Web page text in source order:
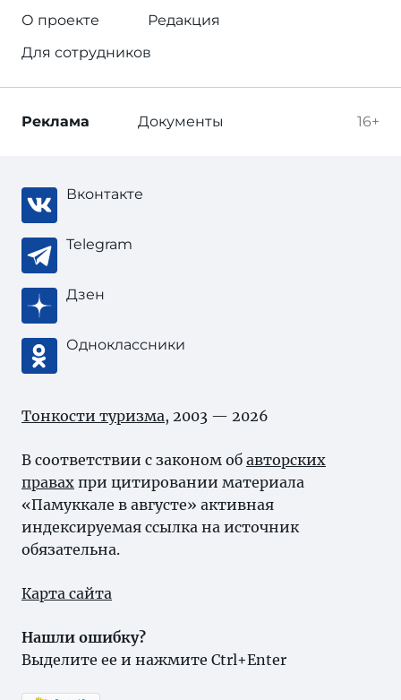
О проекте
Редакция
Для сотрудников
16+
Реклама Документы
Вконтакте
Telegram
Дзен
Одноклассники
Тонкости туризма, 2003 — 2026
В соответствии с законом об авторских
правах при цитировании материала
«Памуккале в августе» активная
индексируемая ссылка на источник
обязательна.
Карта сайта
Нашли ошибку?
Выделите ее и нажмите Ctrl+Enter